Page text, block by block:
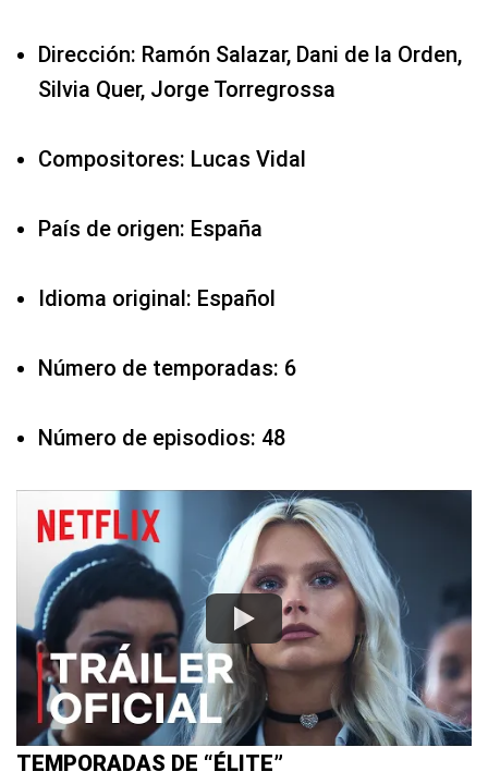
Dirección: Ramón Salazar, Dani de la Orden,
Silvia Quer, Jorge Torregrossa
Compositores: Lucas Vidal
País de origen: España
Idioma original: Español
Número de temporadas: 6
Número de episodios: 48
TEMPORADAS DE “ÉLITE”